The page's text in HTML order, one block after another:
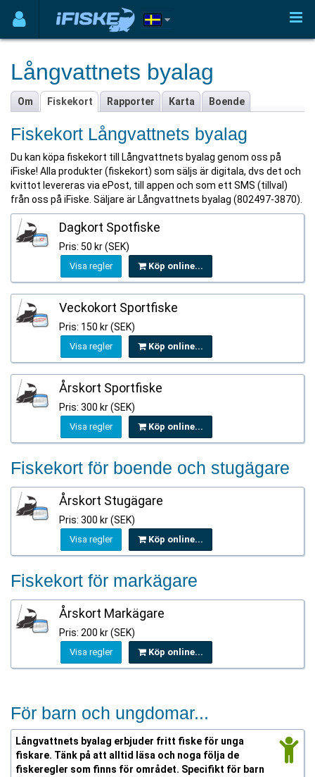
Långvattnets byalag
Om Fiskekort Rapporter Karta Boende
Fiskekort Långvattnets byalag
Du kan köpa fiskekort till Långvattnets byalag genom oss på
iFiske! Alla produkter (fiskekort) som säljs är digitala, dvs det och
kvittot levereras via ePost, till appen och som ett SMS (tillval)
från oss på iFiske. Säljare är Långvattnets byalag (802497-3870).
Dagkort Spotfiske
Pris: 50 kr (SEK)
Visa regler Köp online...
Veckokort Sportfiske
Pris: 150 kr (SEK)
Visa regler Köp online...
Årskort Sportfiske
Pris: 300 kr (SEK)
Visa regler Köp online...
Fiskekort för boende och stugägare
Årskort Stugägare
Pris: 300 kr (SEK)
Visa regler Köp online...
Fiskekort för markägare
Årskort Markägare
Pris: 200 kr (SEK)
Visa regler Köp online...
För barn och ungdomar...
Långvattnets byalag erbjuder fritt fiske för unga
fiskare. Tänk på att alltid läsa och noga följa de
fiskeregler som finns för området. Specifikt för barn